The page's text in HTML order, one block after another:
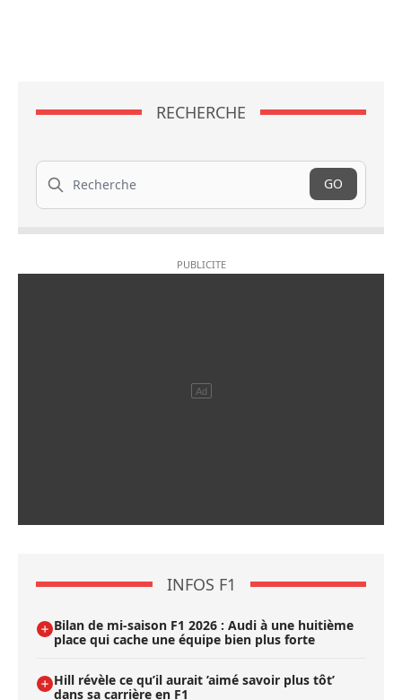
RECHERCHE
Recherche
GO
INFOS F1
Bilan de mi-saison F1 2026 : Audi à une huitième
place qui cache une équipe bien plus forte
Hill révèle ce qu’il aurait ’aimé savoir plus tôt’
dans sa carrière en F1